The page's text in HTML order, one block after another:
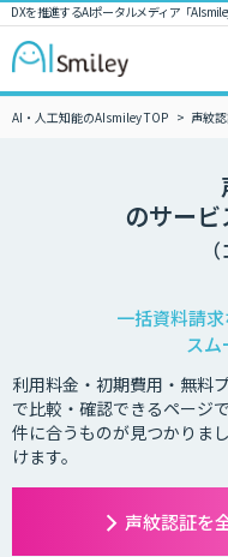
DXを推進するAIポータルメディア「
AI・人工知能のAIsmiley TOP 声紋
のサー
一括資料請
ス
利用料金・初期費用・無料
で比較・確認できるページ
件に合うものが見つかりま
けます。
声紋認証を